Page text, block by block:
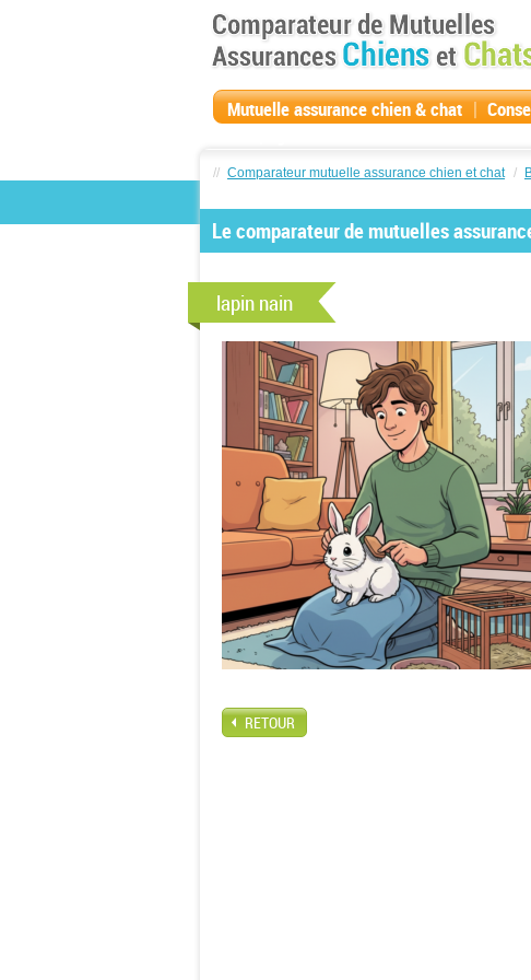
Mutuelle assurance chien & chat |
// Comparateur mutuelle assurance chien et chat /
Le comparateur de mutuelles
lapin nain
RETOUR